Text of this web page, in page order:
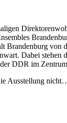
Brandenburg von
Dabei stehen
DDR im
Ausstellung